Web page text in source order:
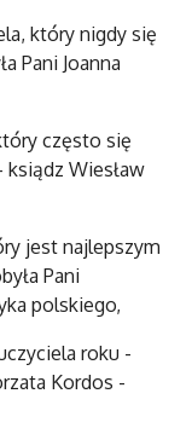
który nigdy się
Pani Joanna
często się
ksiądz Wiesław
jest najlepszym
Pani
polskiego,
roku -
Kordos -